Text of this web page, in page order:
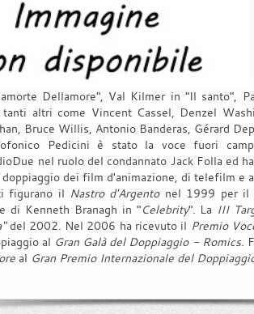
Dellamore", Val Kilmer in "Il santo",
altri come Vincent Cassel, Denzel
Bruce Willis, Antonio Banderas, Gérard
Pedicini è stato la voce fuori
nel ruolo del condannato Jack Folla ed
doppiaggio dei film d'animazione, di telefilm e
figurano il Nastro d'Argentonel 1999 per il
di Kenneth Branagh in "Celebrity". La III
del 2002. Nel 2006 ha ricevuto il Premio
al Gran Galà del Doppiaggio - Romics.
al Gran Premio Internazionale del